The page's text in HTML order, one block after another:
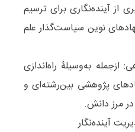
از آینده‌نگاری برای ترسیم
نوین سیاست‌گذار علم
ازجمله به‌وسیلۀ راه‌اندازی
پژوهشی بین‌رشته‌ای و
مرز دانش.
آینده‌نگار